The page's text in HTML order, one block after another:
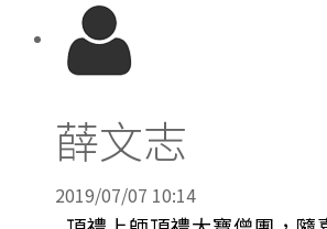
薛文志
2019/07/07 10:14